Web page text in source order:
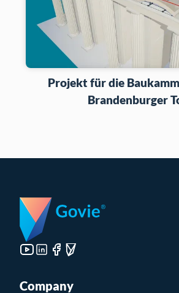
Projekt für die
Brandenburger
Company